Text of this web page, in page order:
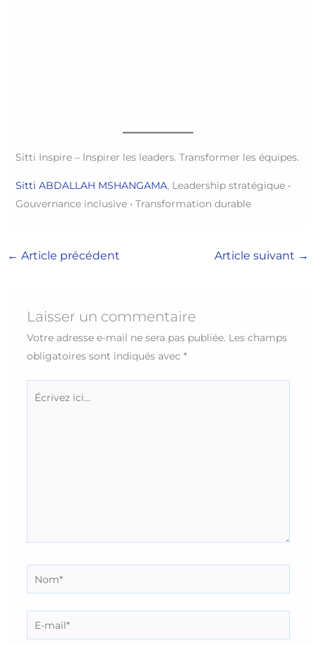
Sitti Inspire – Inspirer les leaders. Transformer les équipes.
Sitti ABDALLAH MSHANGAMA, Leadership stratégique •
Gouvernance inclusive • Transformation durable
← Article précédent Article suivant →
Laisser un commentaire
Votre adresse e-mail ne sera pas publiée. Les champs
obligatoires sont indiqués avec *
Nom*
E-
mail*